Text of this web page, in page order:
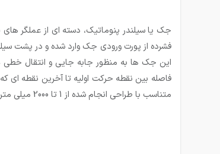
جک یا سیلندر پنوماتیک، دسته ای از عملگر
فشرده از پورت ورودی جک وارد شده و در پشت
این جک ها به منظور جابه جایی و انتقال
فاصله بین نقطه حرکت اولیه تا آخرین نقطه
متناسب با طراحی انجام شده از 1 تا 2000 میلی متر متغیر است.